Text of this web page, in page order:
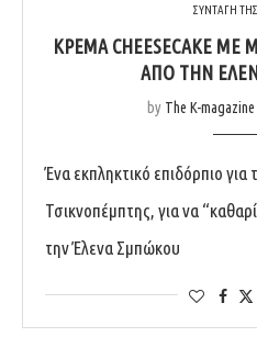
ΣΥΝΤΑΓΗ
ΚΡΈΜΑ CHEESECAKE
ΑΠΌ ΤΗΝ
by The K-magazine
Ένα εκπληκτικό επιδόρπιο για
Τσικνοπέμπτης, για να
την Έλενα Σμπώκου